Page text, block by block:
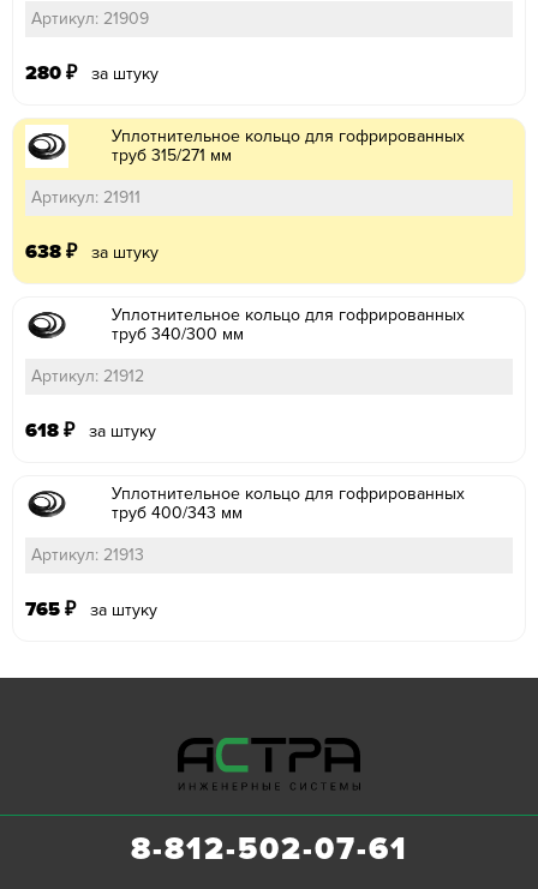
Артикул: 21909
280 ₽ за штуку
Уплотнительное кольцо для гофрированных
труб 315/271 мм
Артикул: 21911
638 ₽ за штуку
Уплотнительное кольцо для гофрированных
труб 340/300 мм
Артикул: 21912
618 ₽ за штуку
Уплотнительное кольцо для гофрированных
труб 400/343 мм
Артикул: 21913
765 ₽ за штуку
8-812-502-07-61